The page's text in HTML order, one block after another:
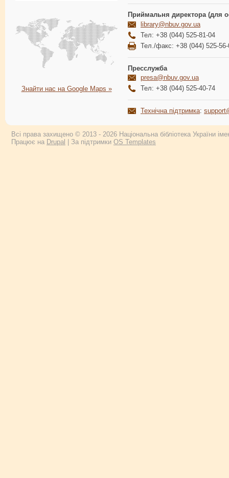
Знайти нас на Google Maps »
Приймальня директора (для
library@nbuv.gov.ua
Тел: +38 (044) 525-81-04
Тел./факс: +38 (044) 525-56-
Пресслужба
presa@nbuv.gov.ua
Тел: +38 (044) 525-40-74
Технічна підтримка:
Всі права захищено © 2013 - 2026 Національна бібліотека України
Працює на Drupal | За підтримки OS Templates